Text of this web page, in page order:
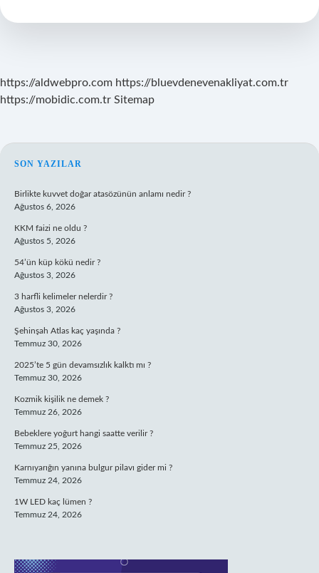
Gelişir
https://aldwebpro.com https://bluevdenevenakliyat.com.tr
https://mobidic.com.tr Sitemap
SIDEBAR
SON YAZILAR
Birlikte kuvvet doğar atasözünün anlamı nedir ?
Ağustos 6, 2026
KKM faizi ne oldu ?
Ağustos 5, 2026
54’ün küp kökü nedir ?
Ağustos 3, 2026
3 harfli kelimeler nelerdir ?
Ağustos 3, 2026
Şehinşah Atlas kaç yaşında ?
Temmuz 30, 2026
2025’te 5 gün devamsızlık kalktı mı ?
Temmuz 30, 2026
Kozmik kişilik ne demek ?
Temmuz 26, 2026
Bebeklere yoğurt hangi saatte verilir ?
Temmuz 25, 2026
Karnıyarığın yanına bulgur pilavı gider mi ?
Temmuz 24, 2026
1W LED kaç lümen ?
Temmuz 24, 2026